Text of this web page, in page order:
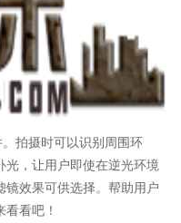
拍摄时可以识别周围环
光，让用户即使在逆光环境
镜效果可供选择。帮助用户
看吧！